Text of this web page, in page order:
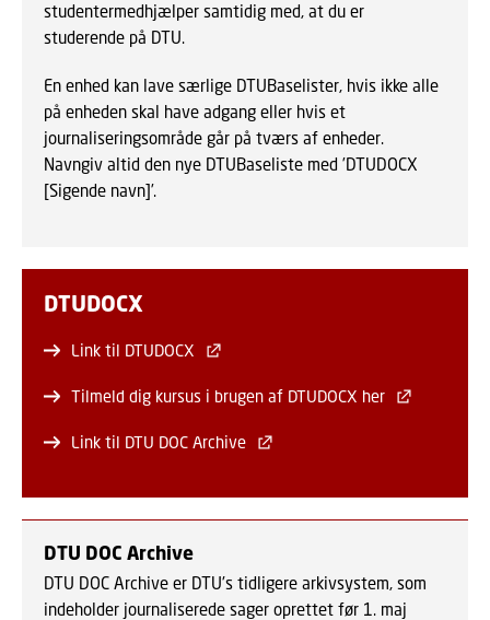
studentermedhjælper samtidig med, at du er
studerende på DTU.
En enhed kan lave særlige DTUBaselister, hvis ikke alle
på enheden skal have adgang eller hvis et
journaliseringsområde går på tværs af enheder.
Navngiv altid den nye DTUBaseliste med ’DTUDOCX
[Sigende navn]’.
DTUDOCX
Link til DTUDOCX
Tilmeld dig kursus i brugen af DTUDOCX her
Link til DTU DOC Archive
DTU DOC Archive
DTU DOC Archive er DTU's tidligere arkivsystem, som
indeholder journaliserede sager oprettet før 1. maj